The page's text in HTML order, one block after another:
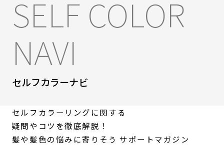
SELF COLOR
NAVI
セルフカラーナビ
セルフカラーリングに関する
疑問やコツを徹底解説！
髪や髪色の悩みに寄りそう サポートマガジン